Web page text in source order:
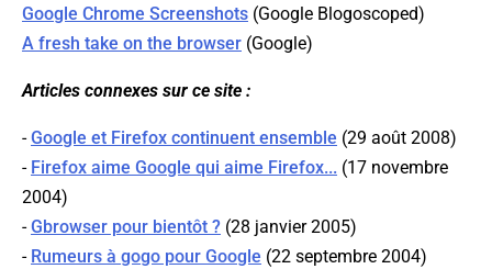
Google Chrome Screenshots (Google Blogoscoped)
A fresh take on the browser (Google)
Articles connexes sur ce site :
-Google et Firefox continuent ensemble (29 août 2008)
- Firefox aime Google qui aime Firefox... (17 novembre
2004)
-Gbrowser pour bientôt ? (28 janvier 2005)
- Rumeurs à gogo pour Google (22 septembre 2004)